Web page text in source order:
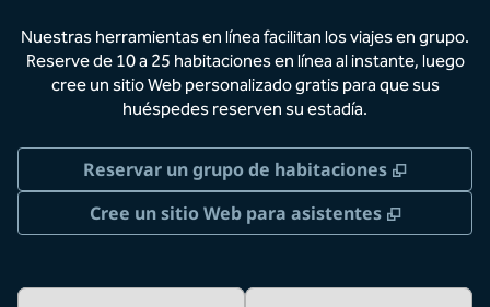
Nuestras herramientas en línea facilitan los viajes en grupo.
Reserve de 10 a 25 habitaciones en línea al instante, luego
cree un sitio Web personalizado gratis para que sus
huéspedes reserven su estadía.
Reservar un grupo de habitaciones ,
Cree un sitio Web para asistentes
,